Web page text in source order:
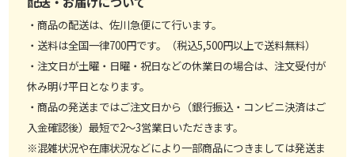
・商品の配送は、佐川急便にて行います。
・送料は全国一律700円です。（税込5,500円以上で送料無料）
・注文日が土曜・日曜・祝日などの休業日の場合は、注文受付が
休み明け平日となります。
・商品の発送まではご注文日から（銀行振込・コンビニ決済はご
入金確認後）最短で2～3営業日いただきます。
※混雑状況や在庫状況などにより一部商品につきましては発送ま